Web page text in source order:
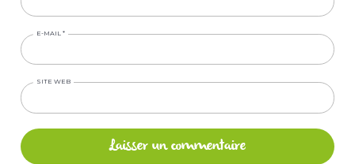
E-MAIL *
SITE WEB